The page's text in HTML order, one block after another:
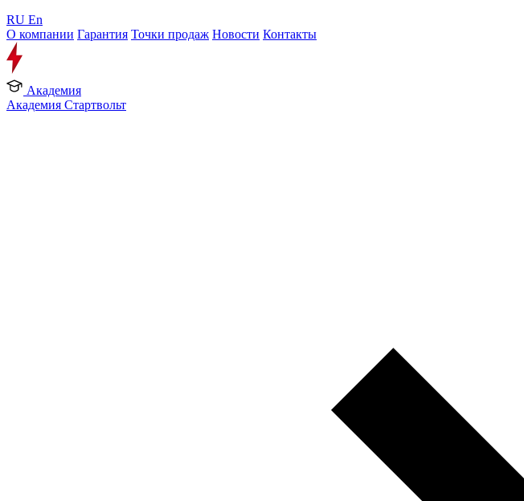
RU En
О компании Гарантия Точки продаж Новости Контакты
Академия
Академия Стартвольт